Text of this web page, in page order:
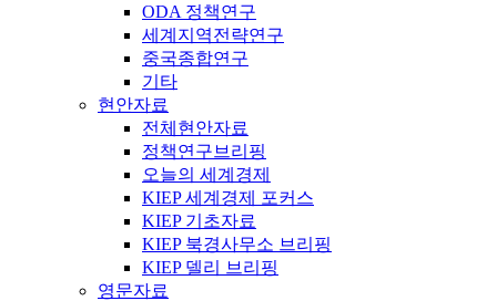
ODA 정책연구
세계지역전략연구
중국종합연구
기타
현안자료
전체현안자료
정책연구브리핑
오늘의 세계경제
KIEP 세계경제 포커스
KIEP 기초자료
KIEP 북경사무소 브리핑
KIEP 델리 브리핑
영문자료